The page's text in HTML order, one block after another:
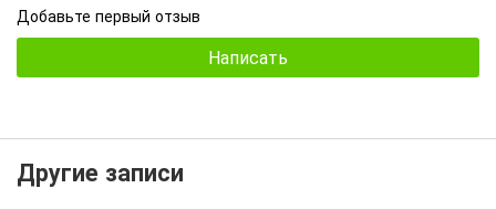
Добавьте первый отзыв
Написать
Другие записи